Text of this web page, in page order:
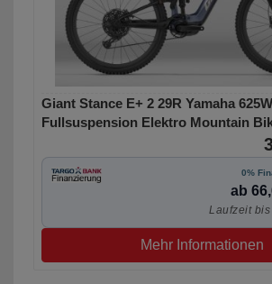
Giant Stance E+ 2 29R Yamaha
Fullsuspension Elektro Mountain
0%
ab
Laufzeit
Mehr Informationen